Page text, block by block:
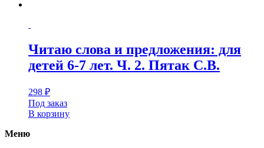
Читаю слова и предложения: для
детей 6-7 лет. Ч. 2. Пятак С.В.
298 ₽
Под заказ
В корзину
Меню